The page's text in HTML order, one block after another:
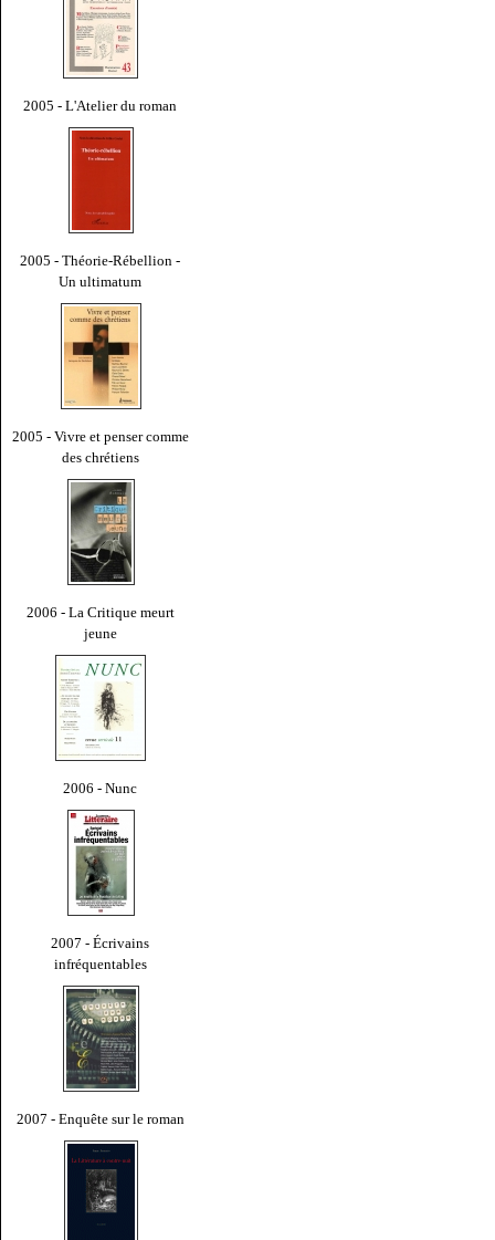
2005 - L'Atelier du roman
2005 - Théorie-Rébellion -
Un ultimatum
2005 - Vivre et penser comme
des chrétiens
2006 - La Critique meurt
jeune
2006 - Nunc
2007 - Écrivains
infréquentables
2007 - Enquête sur le roman